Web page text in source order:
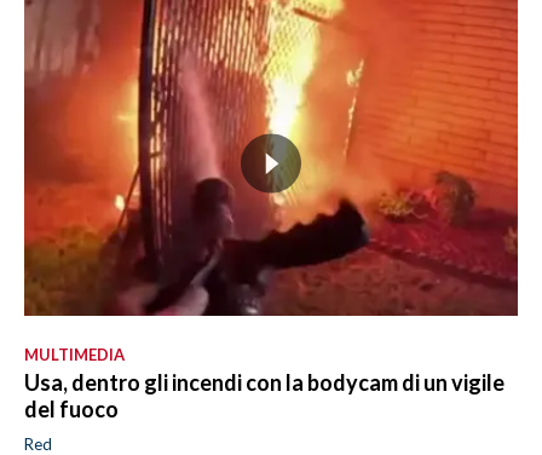
MULTIMEDIA
Usa, dentro gli incendi con la bodycam di un vigile
del fuoco
Red